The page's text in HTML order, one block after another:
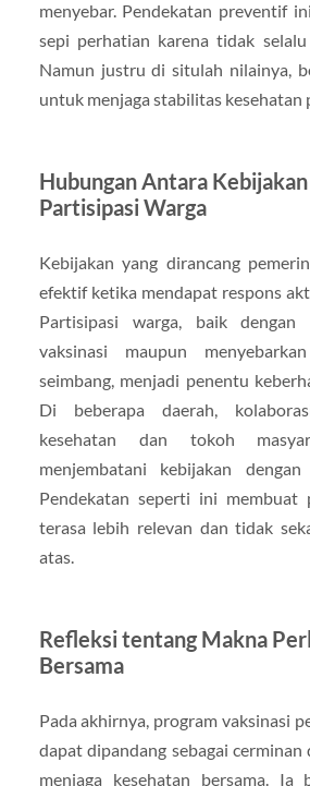
menyebar. Pendekatan preventif
sepi perhatian karena tidak
Namun justru di situlah nilainya,
untuk menjaga stabilitas kesehatan
Hubungan Antara
Partisipasi Warga
Kebijakan yang dirancang
efektif ketika mendapat respons
Partisipasi warga, baik dengan
vaksinasi maupun
seimbang, menjadi penentu
Di beberapa daerah,
kesehatan dan tokoh
menjembatani kebijakan
Pendekatan seperti ini membuat
terasa lebih relevan dan tidak
atas.
Refleksi tentang Makna
Bersama
Pada akhirnya, program vaksinasi
dapat dipandang sebagai
menjaga kesehatan bersama. Ia